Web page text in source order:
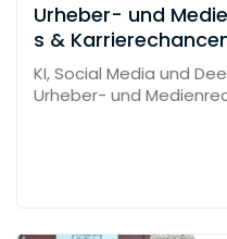
Urheber- und
s &
KI, Social Media und
Urheber- und